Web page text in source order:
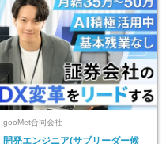
gooMet合同会社
開発エンジニア(サブリーダー候